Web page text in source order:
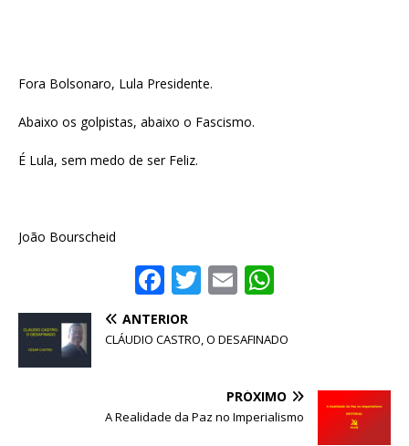
Fora Bolsonaro, Lula Presidente.
Abaixo os golpistas, abaixo o Fascismo.
É Lula, sem medo de ser Feliz.
João Bourscheid
F
a
c
o
T
it
E
ai at
A
p
ANTERIOR
CLÁUDIO CASTRO, O DESAFINADO
PRÓXIMO
A Realidade da Paz no Imperialismo